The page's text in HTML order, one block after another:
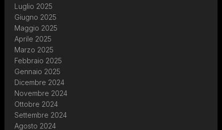
Luglio 2025
Giugno 2025
Maggio 2025
Aprile 2025
Marzo 2025
Febbraio 2025
Gennaio 2025
Dicembre 2024
Novembre 2024
Ottobre 2024
Settembre 2024
Agosto 2024